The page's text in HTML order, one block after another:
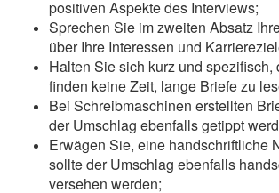
positiven Aspekte des Interviews;
Sprechen Sie im zweiten Absatz
über Ihre Interessen und
Halten Sie sich kurz und spezifisch,
finden keine Zeit, lange Briefe zu
Bei Schreibmaschinen erstellten
der Umschlag ebenfalls getippt
Erwägen Sie, eine handschriftliche
sollte der Umschlag ebenfalls
versehen werden;